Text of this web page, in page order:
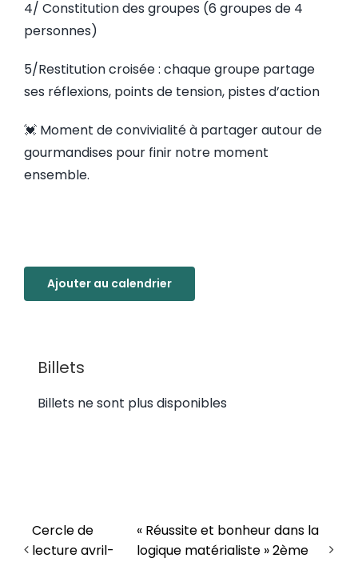
4/ Constitution des groupes (6 groupes de 4
personnes)
5/Restitution croisée : chaque groupe partage
ses réflexions, points de tension, pistes d’action
💓 Moment de convivialité à partager autour de
gourmandises pour finir notre moment
ensemble.
Ajouter au calendrier
Billets
Billets ne sont plus disponibles
Cercle de
lecture avril-
« Réussite et bonheur dans la
logique matérialiste » 2ème